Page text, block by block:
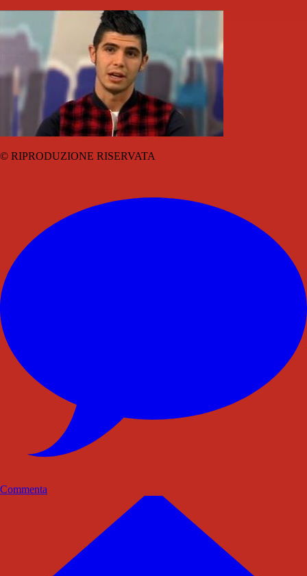
© RIPRODUZIONE RISERVATA
Commenta